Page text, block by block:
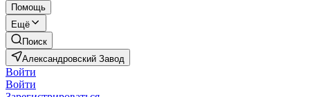
Помощь
Ещё
Поиск
Александровский Завод
Войти
Войти